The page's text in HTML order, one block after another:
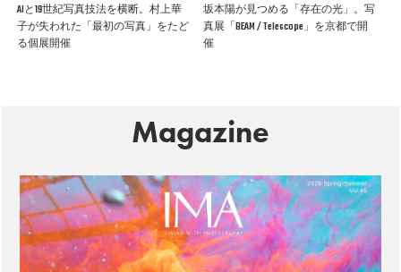
AIと19世紀写真技法を横断。村上華
子が失われた「最初の写真」をたど
る個展開催
坂本陽が見つめる「存在の光」。写
真展「BEAM / Telescope」を京都で開
催
Magazine